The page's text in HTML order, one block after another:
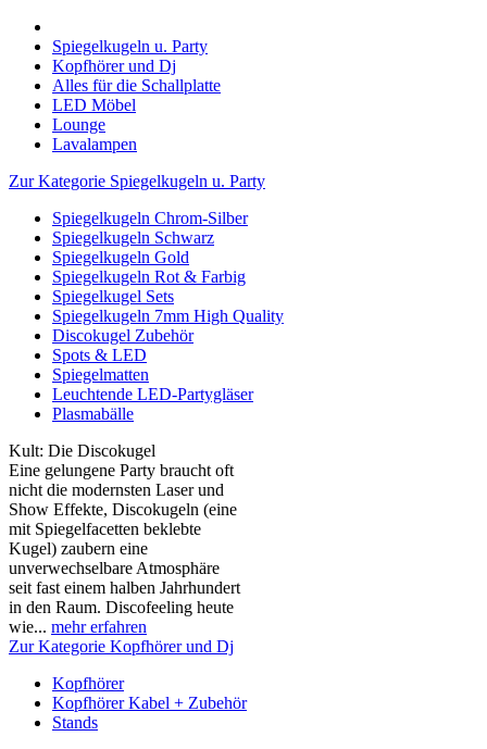
Spiegelkugeln u. Party
Kopfhörer und Dj
Alles für die Schallplatte
LED Möbel
Lounge
Lavalampen
Zur Kategorie Spiegelkugeln u. Party
Spiegelkugeln Chrom-Silber
Spiegelkugeln Schwarz
Spiegelkugeln Gold
Spiegelkugeln Rot & Farbig
Spiegelkugel Sets
Spiegelkugeln 7mm High Quality
Discokugel Zubehör
Spots & LED
Spiegelmatten
Leuchtende LED-Partygläser
Plasmabälle
Kult: Die Discokugel
Eine gelungene Party braucht oft
nicht die modernsten Laser und
Show Effekte, Discokugeln (eine
mit Spiegelfacetten beklebte
Kugel) zaubern eine
unverwechselbare Atmosphäre
seit fast einem halben Jahrhundert
in den Raum. Discofeeling heute
wie... mehr erfahren
Zur Kategorie Kopfhörer und Dj
Kopfhörer
Kopfhörer Kabel + Zubehör
Stands